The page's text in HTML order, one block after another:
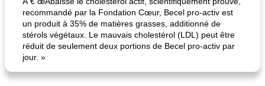
recommandé par la Fondation Cœur, Becel pro-activ est
un produit à 35% de matières grasses, additionné de
stérols végétaux. Le mauvais cholestérol (LDL) peut être
réduit de seulement deux portions de Becel pro-activ par
jour. »